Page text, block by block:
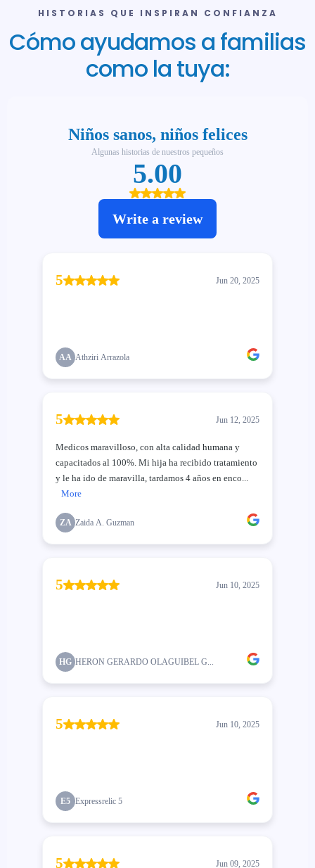
HISTORIAS QUE INSPIRAN CONFIANZA
Cómo ayudamos a familias
como la tuya: